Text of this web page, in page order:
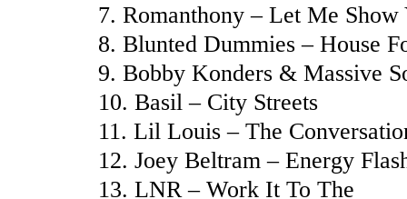
7. Romanthony – Let Me Show
8. Blunted Dummies – House
9. Bobby Konders & Massive
10. Basil – City Streets
11. Lil Louis – The
12. Joey Beltram – Energy
13. LNR – Work It To The